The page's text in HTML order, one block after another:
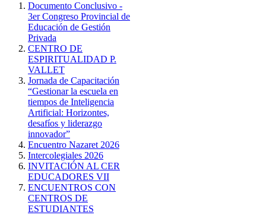
Documento Conclusivo -
3er Congreso Provincial de
Educación de Gestión
Privada
CENTRO DE
ESPIRITUALIDAD P.
VALLET
Jornada de Capacitación
“Gestionar la escuela en
tiempos de Inteligencia
Artificial: Horizontes,
desafíos y liderazgo
innovador”
Encuentro Nazaret 2026
Intercolegiales 2026
INVITACIÓN AL CER
EDUCADORES VII
ENCUENTROS CON
CENTROS DE
ESTUDIANTES